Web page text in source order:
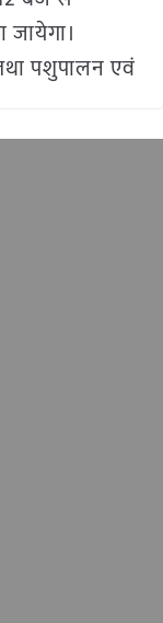
जायेगा।
पशुपालन एवं